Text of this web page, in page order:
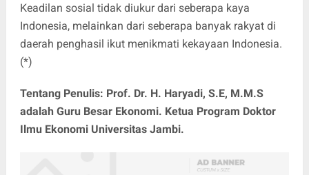
Keadilan sosial tidak diukur dari seberapa kaya
Indonesia, melainkan dari seberapa banyak rakyat di
daerah penghasil ikut menikmati kekayaan Indonesia.
(*)
Tentang Penulis: Prof. Dr. H. Haryadi, S.E, M.M.S
adalah Guru Besar Ekonomi. Ketua Program Doktor
Ilmu Ekonomi Universitas Jambi.